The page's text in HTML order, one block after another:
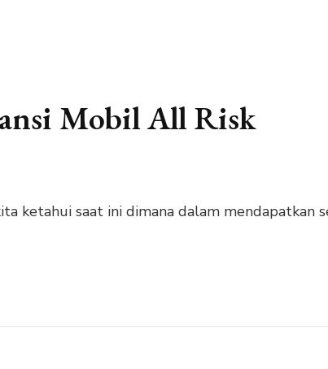
Mobil All Risk
ketahui saat ini dimana dalam mendapatkan